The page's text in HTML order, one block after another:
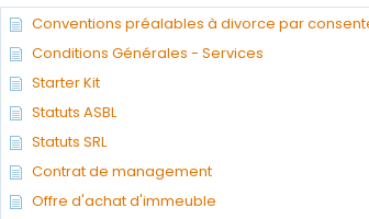
Conventions préalables à divorce par
Conditions Générales - Services
Starter Kit
Statuts ASBL
Statuts SRL
Contrat de management
Offre d'achat d'immeuble